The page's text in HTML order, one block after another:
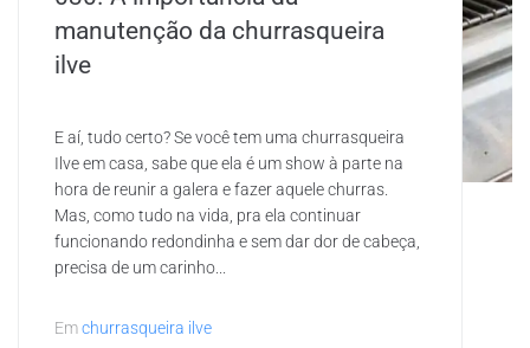
manutenção da churrasqueira
ilve
E aí, tudo certo? Se você tem uma churrasqueira
Ilve em casa, sabe que ela é um show à parte na
hora de reunir a galera e fazer aquele churras.
Mas, como tudo na vida, pra ela continuar
funcionando redondinha e sem dar dor de cabeça,
precisa de um carinho...
Emchurrasqueira ilve